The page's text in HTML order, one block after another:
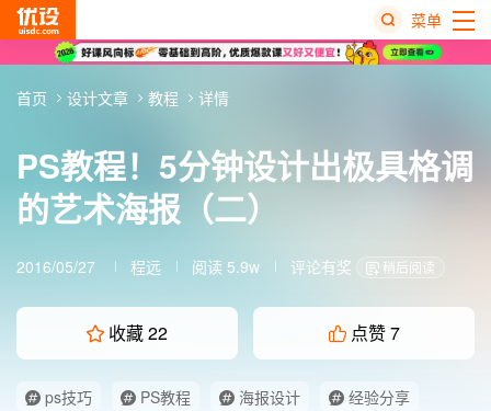
菜单
PS教程！5分钟设计出极具格调
的艺术海报（二）
2016/05/27 程远 阅读 5.9w 评论有奖 稍后阅读
收藏22 点赞7
ps技巧 PS教程 海报设计 经验分享
首页 设计文章 教程 详情